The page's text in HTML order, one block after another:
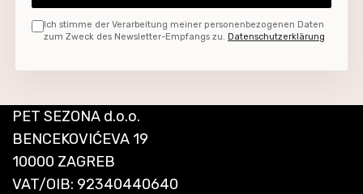
Ich stimme der Verarbeitung meiner personenbezogenen Daten
zum Zweck des Newsletter-Empfangs zu. Datenschutzerklärung
PET SEZONA d.o.o.
BENCEKOVIĆEVA 19
10000 ZAGREB
VAT/OIB: 92340440640